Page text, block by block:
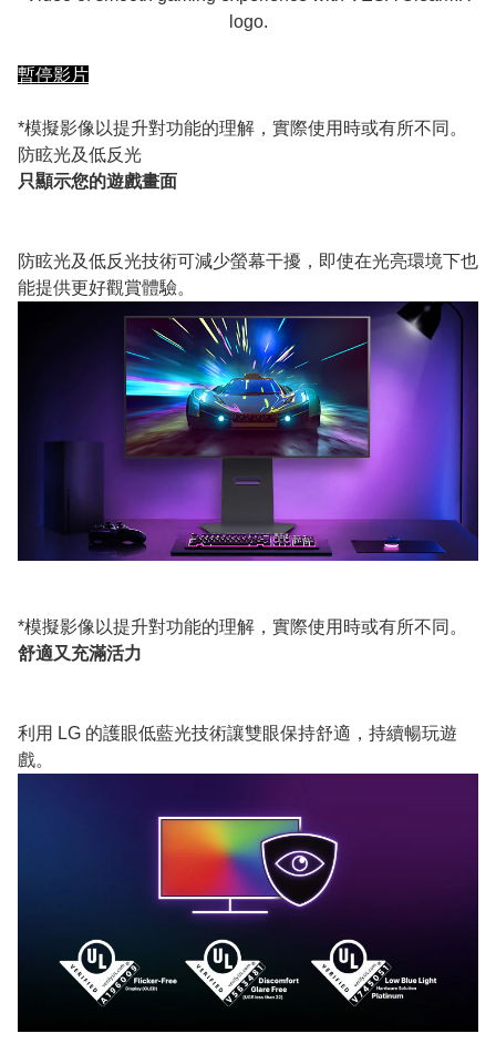
logo.
暫停影片
*模擬影像以提升對功能的理解，實際使用時或有所不同。
防眩光及低反光
只顯示您的遊戲畫面
防眩光及低反光技術可減少螢幕干擾，即使在光亮環境下也
能提供更好觀賞體驗。
*模擬影像以提升對功能的理解，實際使用時或有所不同。
舒適又充滿活力
利用 LG 的護眼低藍光技術讓雙眼保持舒適，持續暢玩遊
戲。